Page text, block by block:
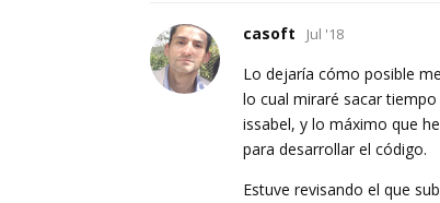
casoft Jul '18
Lo dejaría cómo posible
lo cual miraré sacar
issabel, y lo máximo que
para desarrollar el código.
Estuve revisando el que